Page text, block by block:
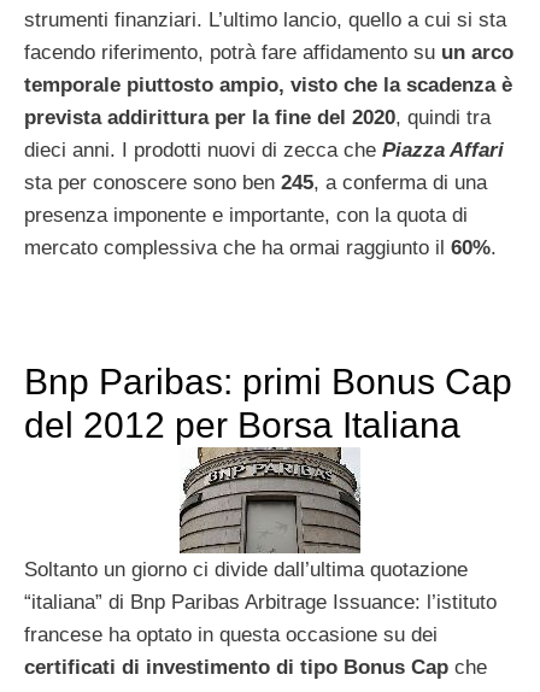
strumenti finanziari. L’ultimo lancio, quello a cui si sta
facendo riferimento, potrà fare affidamento su un arco
temporale piuttosto ampio, visto che la scadenza è
prevista addirittura per la fine del 2020, quindi tra
dieci anni. I prodotti nuovi di zecca che Piazza Affari
sta per conoscere sono ben 245, a conferma di una
presenza imponente e importante, con la quota di
mercato complessiva che ha ormai raggiunto il 60%.
Bnp Paribas: primi Bonus Cap
del 2012 per Borsa Italiana
Soltanto un giorno ci divide dall’ultima quotazione
“italiana” di Bnp Paribas Arbitrage Issuance: l’istituto
francese ha optato in questa occasione su dei
certificati di investimento di tipo Bonus Cap che